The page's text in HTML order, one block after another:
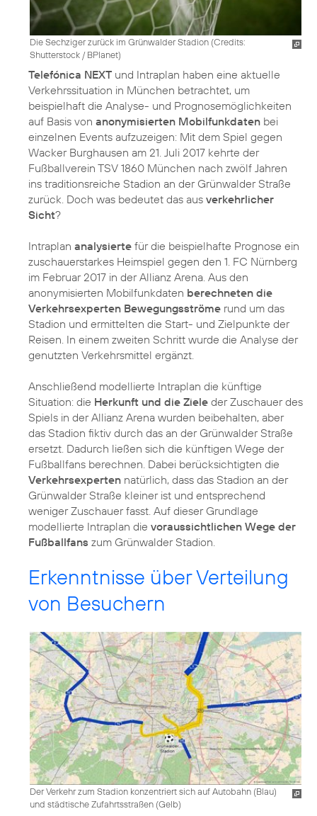
Die Sechziger zurück im Grünwalder Stadion (Credits:
Shutterstock / BPlanet)
Telefónica NEXT und Intraplan haben eine aktuelle
Verkehrssituation in München betrachtet, um
beispielhaft die Analyse- und Prognosemöglichkeiten
auf Basis von anonymisierten Mobilfunkdaten bei
einzelnen Events aufzuzeigen: Mit dem Spiel gegen
Wacker Burghausen am 21. Juli 2017 kehrte der
Fußballverein TSV 1860 München nach zwölf Jahren
ins traditionsreiche Stadion an der Grünwalder Straße
zurück. Doch was bedeutet das aus verkehrlicher
Sicht?
Intraplan analysierte für die beispielhafte Prognose ein
zuschauerstarkes Heimspiel gegen den 1. FC Nürnberg
im Februar 2017 in der Allianz Arena. Aus den
anonymisierten Mobilfunkdaten berechneten die
Verkehrsexperten Bewegungsströme rund um das
Stadion und ermittelten die Start- und Zielpunkte der
Reisen. In einem zweiten Schritt wurde die Analyse der
genutzten Verkehrsmittel ergänzt.
Anschließend modellierte Intraplan die künftige
Situation: die Herkunft und die Ziele der Zuschauer des
Spiels in der Allianz Arena wurden beibehalten, aber
das Stadion fiktiv durch das an der Grünwalder Straße
ersetzt. Dadurch ließen sich die künftigen Wege der
Fußballfans berechnen. Dabei berücksichtigten die
Verkehrsexperten natürlich, dass das Stadion an der
Grünwalder Straße kleiner ist und entsprechend
weniger Zuschauer fasst. Auf dieser Grundlage
modellierte Intraplan die voraussichtlichen Wege der
Fußballfans zum Grünwalder Stadion.
Erkenntnisse über Verteilung
von Besuchern
Der Verkehr zum Stadion konzentriert sich auf Autobahn (Blau)
und städtische Zufahrtsstraßen (Gelb)